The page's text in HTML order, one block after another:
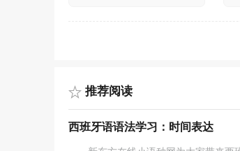
推荐阅读
西班牙语语法学习：时间表达